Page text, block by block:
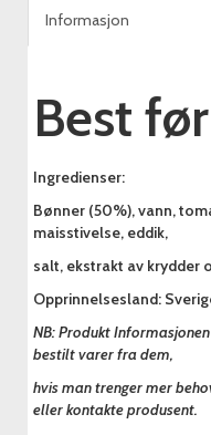
Informasjon
Best
Ingredienser:
Bønner (50%), vann,
maisstivelse, eddik,
salt, ekstrakt av krydder
Opprinnelsesland:
NB: Produkt
bestilt varer fra dem,
hvis man trenger mer
eller kontakte produsent.